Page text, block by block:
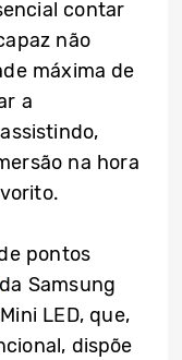
contar
não
máxima de
a
na hora
pontos
da Samsung
LED, que,
dispõe